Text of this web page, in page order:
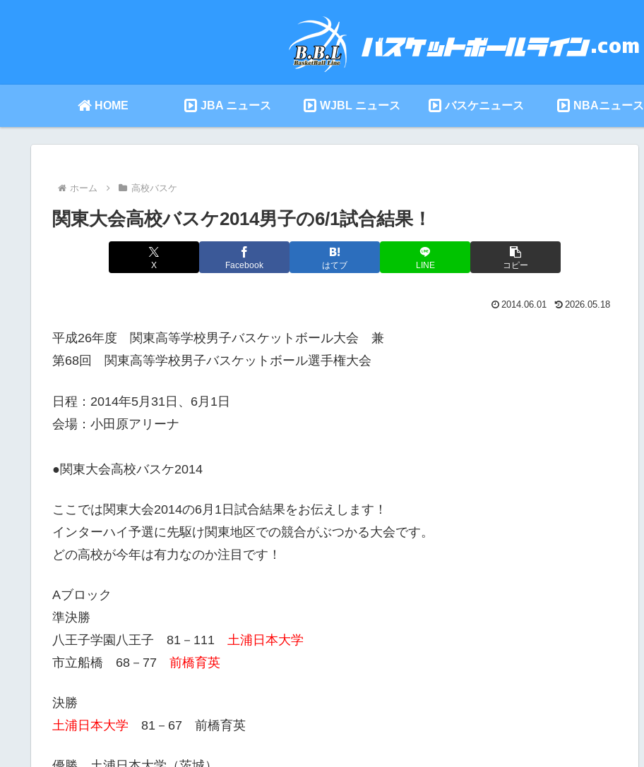
HOME JBA ニュース WJBL ニュース バスケニュース NBAニュース
ホーム 高校バスケ
関東大会高校バスケ2014男子の6/1試合結果！
X Facebook はてブ LINE コピー
2014.06.01 2026.05.18
平成26年度 関東高等学校男子バスケットボール大会 兼
第68回 関東高等学校男子バスケットボール選手権大会
日程：2014年5月31日、6月1日
会場：小田原アリーナ
●関東大会高校バスケ2014
ここでは関東大会2014の6月1日試合結果をお伝えします！
インターハイ予選に先駆け関東地区での競合がぶつかる大会です。
どの高校が今年は有力なのか注目です！
Aブロック
準決勝
八王子学園八王子 81－111 土浦日本大学
市立船橋 68－77 前橋育英
決勝
土浦日本大学 81－67 前橋育英